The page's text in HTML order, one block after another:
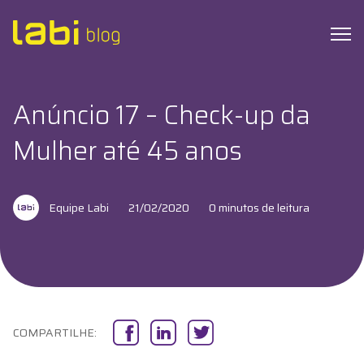
Check-ups
Dicas de Saúde
Institucional
Anúncio 17 – Check-up da
Mulher até 45 anos
Equipe Labi 21/02/2020 0 minutos de leitura
COMPARTILHE: